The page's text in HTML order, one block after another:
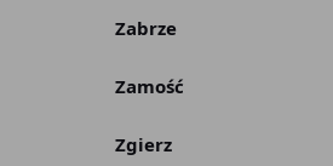
Zabrze
Zamość
Zgierz